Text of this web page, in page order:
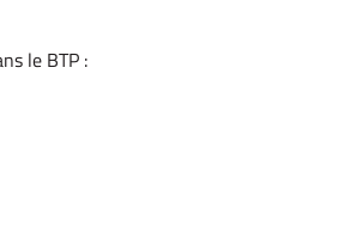
le BTP :